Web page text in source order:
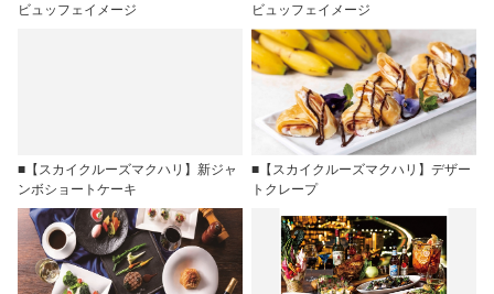
ビュッフェイメージ
ビュッフェイメージ
■【スカイクルーズマクハリ】新ジャ
ンボショートケーキ
■【スカイクルーズマクハリ】デザー
トクレープ